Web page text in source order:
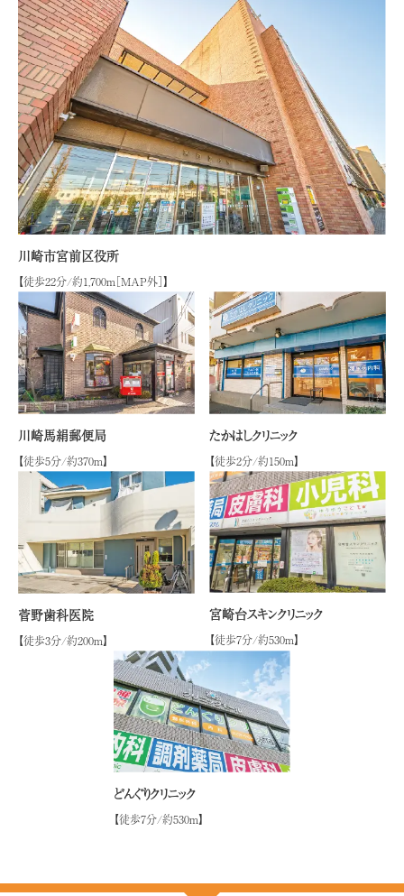
川崎市宮前区役所
【徒歩22分/約1,700ｍ［MAP外］】
川崎馬絹郵便局
【徒歩5分/約370ｍ】
たかはしクリニック
【徒歩2分/約150ｍ】
菅野歯科医院
【徒歩3分/約200ｍ】
宮崎台スキンクリニック
【徒歩7分/約530ｍ】
どんぐりクリニック
【徒歩7分/約530ｍ】